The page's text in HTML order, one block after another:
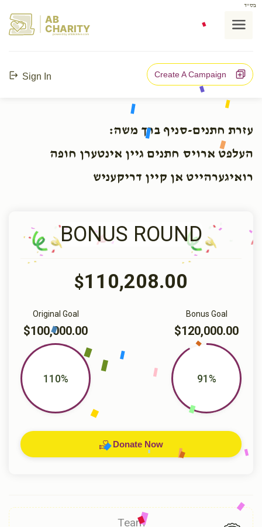
בס"ד
AB
CHARITY
powerd by ahblicklive.com
Sign In Create A Campaign
עזרת חתנים-סניף ברך משה:
העלפט ארויס חתנים גיין אינטערן חופה
רואיגערהייט אן קיין דריקעניש
BONUS ROUND
$110,208.00
Bonus Goal
$120,000.00
91%
Original Goal
$100,000.00
110%
Donate Now
Team